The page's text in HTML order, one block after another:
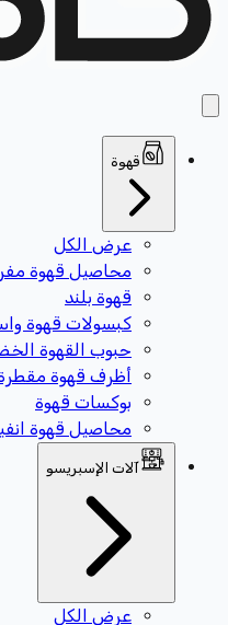
قهوة
عرض الكل
محاصيل قهوة
قهوة بلند
كبسولات قهوة
حبوب القهوة
أظرف قهوة
بوكسات قهوة
محاصيل قهوة
آلات الإسبريسو
عرض الكل